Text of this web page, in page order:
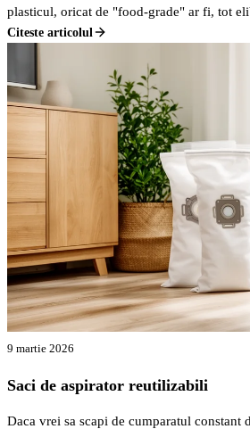
plasticul, oricat de "food-grade" ar fi, tot
chimici in mancare, mai ales daca e incalzit
Citeste articolul
9 martie 2026
Saci de aspirator reutilizabili
Daca vrei sa scapi de cumparatul constant